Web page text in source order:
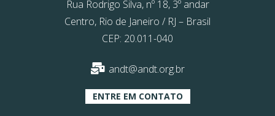
Rua Rodrigo Silva, nº 18, 3º andar
Centro, Rio de Janeiro / RJ – Brasil
CEP: 20.011-040
andt@andt.org.br
ENTRE EM CONTATO